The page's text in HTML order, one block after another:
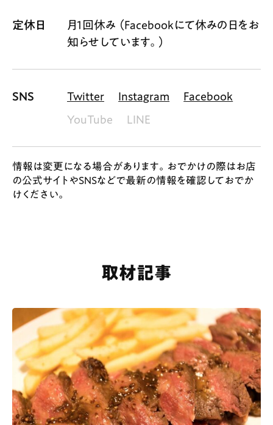
定休日
月1回休み （Facebookにて休みの日をお
知らせしています。）
SNS Twitter Instagram
Facebook
YouTube
LINE
情報は変更になる場合があります。おでかけの際はお店
の公式サイトやSNSなどで最新の情報を確認しておでか
けください。
取材記事